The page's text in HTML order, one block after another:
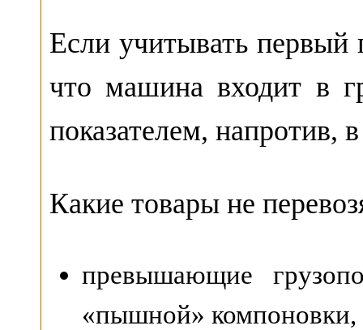
Если учитывать первый
что машина входит в
показателем,
Какие товары не
превышающие
«пышной»